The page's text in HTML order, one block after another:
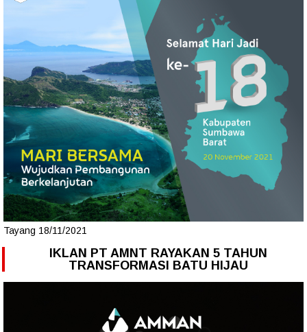
Tayang 18/11/2021
IKLAN PT AMNT RAYAKAN 5 TAHUN
TRANSFORMASI BATU HIJAU